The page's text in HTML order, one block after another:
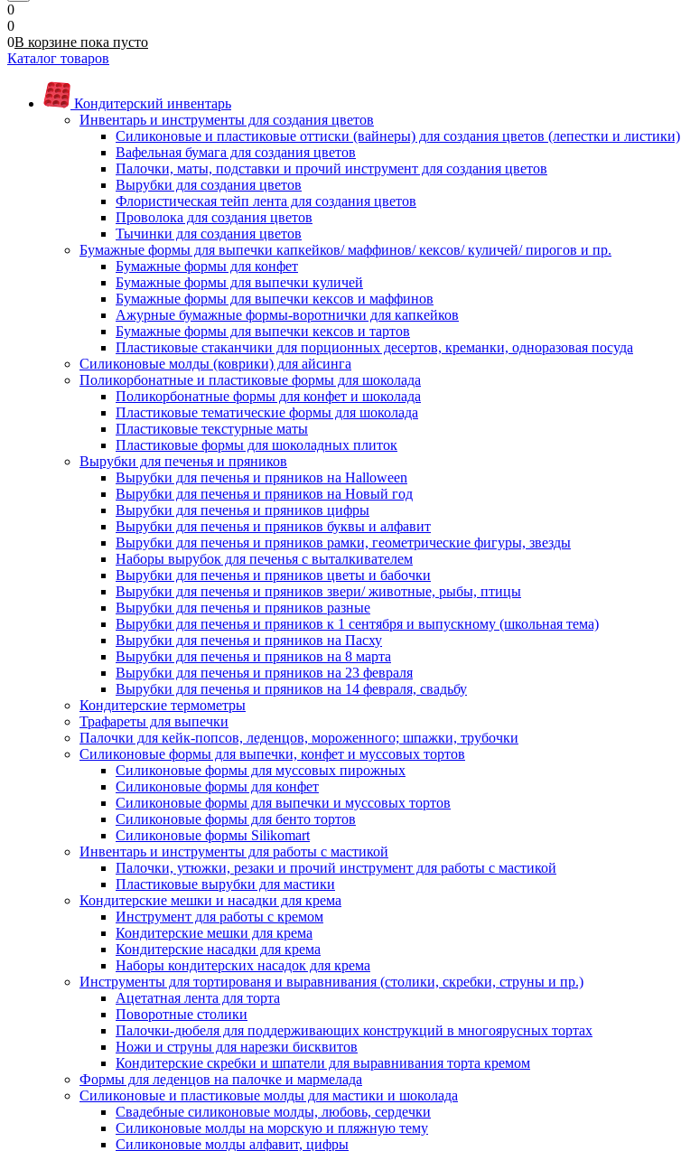
0
0
0В корзине пока пусто
Каталог товаров
Кондитерский инвентарь
Инвентарь и инструменты для создания цветов
Силиконовые и пластиковые оттиски (вайнеры) для создания цветов (лепестки и листики)
Вафельная бумага для создания цветов
Палочки, маты, подставки и прочий инструмент для создания цветов
Вырубки для создания цветов
Флористическая тейп лента для создания цветов
Проволока для создания цветов
Тычинки для создания цветов
Бумажные формы для выпечки капкейков/ маффинов/ кексов/ куличей/ пирогов и пр.
Бумажные формы для конфет
Бумажные формы для выпечки куличей
Бумажные формы для выпечки кексов и маффинов
Ажурные бумажные формы-воротнички для капкейков
Бумажные формы для выпечки кексов и тартов
Пластиковые стаканчики для порционных десертов, креманки, одноразовая посуда
Силиконовые молды (коврики) для айсинга
Поликорбонатные и пластиковые формы для шоколада
Поликорбонатные формы для конфет и шоколада
Пластиковые тематические формы для шоколада
Пластиковые текстурные маты
Пластиковые формы для шоколадных плиток
Вырубки для печенья и пряников
Вырубки для печенья и пряников на Halloween
Вырубки для печенья и пряников на Новый год
Вырубки для печенья и пряников цифры
Вырубки для печенья и пряников буквы и алфавит
Вырубки для печенья и пряников рамки, геометрические фигуры, звезды
Наборы вырубок для печенья с выталкивателем
Вырубки для печенья и пряников цветы и бабочки
Вырубки для печенья и пряников звери/ животные, рыбы, птицы
Вырубки для печенья и пряников разные
Вырубки для печенья и пряников к 1 сентября и выпускному (школьная тема)
Вырубки для печенья и пряников на Пасху
Вырубки для печенья и пряников на 8 марта
Вырубки для печенья и пряников на 23 февраля
Вырубки для печенья и пряников на 14 февраля, свадьбу
Кондитерские термометры
Трафареты для выпечки
Палочки для кейк-попсов, леденцов, мороженного; шпажки, трубочки
Силиконовые формы для выпечки, конфет и муссовых тортов
Силиконовые формы для муссовых пирожных
Силиконовые формы для конфет
Силиконовые формы для выпечки и муссовых тортов
Силиконовые формы для бенто тортов
Силиконовые формы Silikomart
Инвентарь и инструменты для работы с мастикой
Палочки, утюжки, резаки и прочий инструмент для работы с мастикой
Пластиковые вырубки для мастики
Кондитерские мешки и насадки для крема
Инструмент для работы с кремом
Кондитерские мешки для крема
Кондитерские насадки для крема
Наборы кондитерских насадок для крема
Инструменты для тортированя и выравнивания (столики, скребки, струны и пр.)
Ацетатная лента для торта
Поворотные столики
Палочки-дюбеля для поддерживающих конструкций в многоярусных тортах
Ножи и струны для нарезки бисквитов
Кондитерские скребки и шпатели для выравнивания торта кремом
Формы для леденцов на палочке и мармелада
Силиконовые и пластиковые молды для мастики и шоколада
Свадебные силиконовые молды, любовь, сердечки
Силиконовые молды на морскую и пляжную тему
Силиконовые молды алфавит, цифры